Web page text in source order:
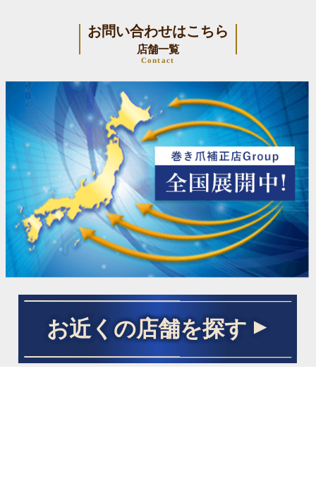
お問い合わせはこちら
店舗一覧
Contact
お近くの店舗を探す